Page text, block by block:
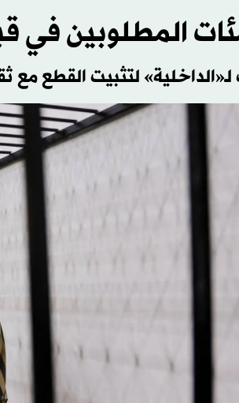
المطلوبين في قبضة
لتثبيت القطع مع